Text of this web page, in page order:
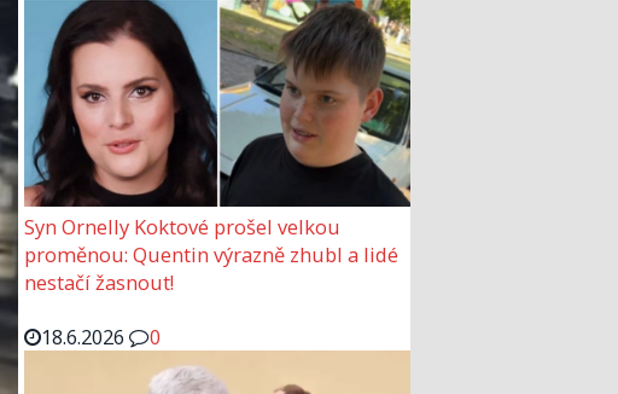
Syn Ornelly Koktové prošel velkou
proměnou: Quentin výrazně zhubl a lidé
nestačí žasnout!
18.6.2026
0